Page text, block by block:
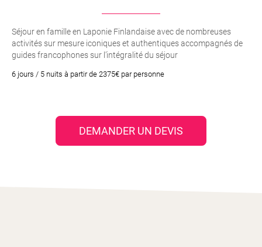
Séjour en famille en Laponie Finlandaise avec de nombreuses
activités sur mesure iconiques et authentiques accompagnés de
guides francophones sur l’intégralité du séjour
6 jours / 5 nuits à partir de 2375€ par personne
DEMANDER UN DEVIS